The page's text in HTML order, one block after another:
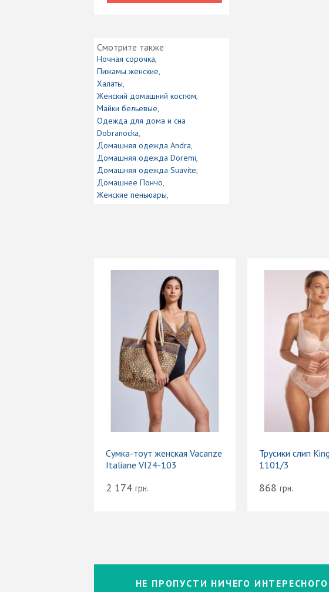
Смотрите также
Ночная сорочка
Пижамы женские
Халаты
Женский домашний костюм
Майки бельевые
Одежда для дома и сна
Dobranocka
Домашняя одежда Andra
Домашняя одежда Doremi
Домашняя одежда Suavite
Домашнее Пончо
Женские пеньюары
Сумка-тоут женская Vacanze
Italiane VI24-103
2 174 грн.
Трусики слип
1101/3
868 грн.
НЕ ПРОПУСТИ НИЧЕГО